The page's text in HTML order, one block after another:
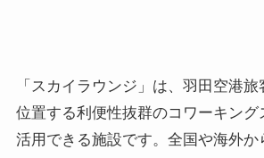
「スカイラウンジ」は、羽田空港
位置する利便性抜群のコワーキング
活用できる施設です。全国や海外か